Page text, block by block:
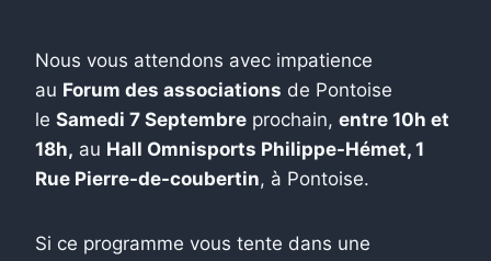
Nous vous attendons avec impatience
au Forum des associations de Pontoise
le Samedi 7 Septembre prochain, entre 10h et
18h, au Hall Omnisports Philippe-Hémet, 1
Rue Pierre-de-coubertin, à Pontoise.
Si ce programme vous tente dans une